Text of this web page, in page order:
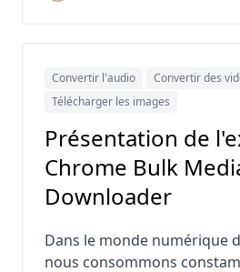
Convertir l'audio
Convertir des
Télécharger les images
Présentation de
Chrome Bulk
Downloader
Dans le monde numérique
nous consommons